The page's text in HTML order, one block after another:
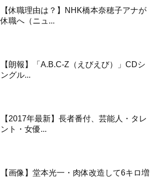
【休職理由は？】NHK橋本奈穂子アナが
休職へ（ニュ...
【朗報】「A.B.C-Z（えびえび）」CDシ
ングル...
【2017年最新】長者番付、芸能人・タレ
ント・女優...
【画像】堂本光一・肉体改造して6キロ増